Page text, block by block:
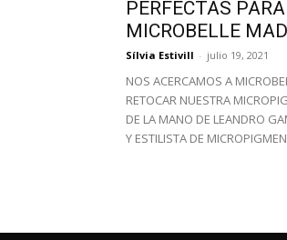
PERFECTAS
MICROBELLE
Sílvia Estivill - julio 19, 2021
NOS ACERCAMOS A
RETOCAR NUESTRA
DE LA MANO DE LEANDRO
Y ESTILISTA DE